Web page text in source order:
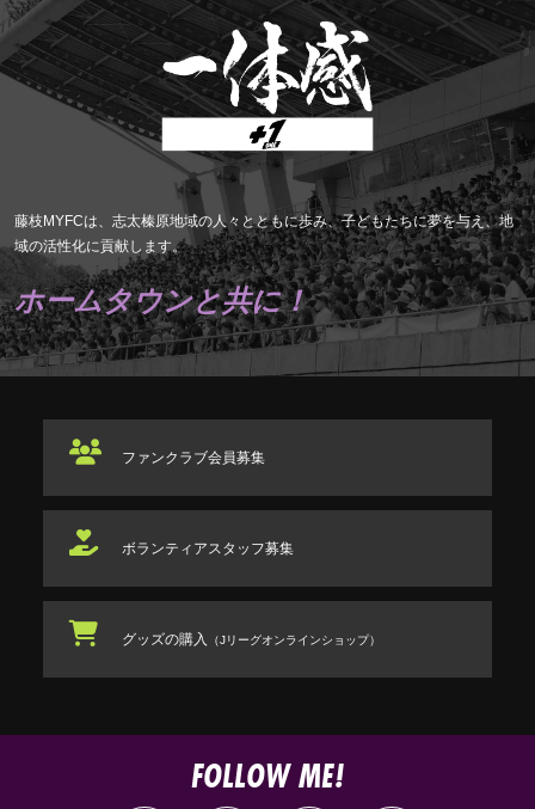
藤枝MYFCは、志太榛原地域の人々とともに歩み、子どもたちに夢を与え、地
域の活性化に貢献します。
ホームタウンと共に！
ファンクラブ会員募集
ボランティアスタッフ募集
グッズの購入 （Jリーグオンラインショップ）
FOLLOW ME!